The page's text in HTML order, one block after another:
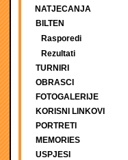
NATJECANJA
BILTEN
Rasporedi
Rezultati
TURNIRI
OBRASCI
FOTOGALERIJE
KORISNI LINKOVI
PORTRETI
MEMORIES
USPJESI